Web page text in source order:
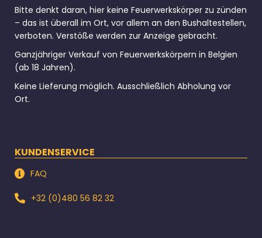
Bitte denkt daran, hier keine Feuerwerkskörper zu zünden
– das ist überall im Ort, vor allem an den Bushaltestellen,
verboten. Verstöße werden zur Anzeige gebracht.
Ganzjähriger Verkauf von Feuerwerkskörpern in Belgien
(ab 18 Jahren).
Keine Lieferung möglich. Ausschließlich Abholung vor
Ort.
KUNDENSERVICE
FAQ
+32 (0)480 56 82 32